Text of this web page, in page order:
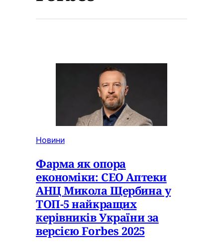
Новини
Фарма як опора
економіки: CEO Аптеки
АНЦ Микола Щербина у
ТОП-5 найкращих
керівників України за
версією Forbes 2025